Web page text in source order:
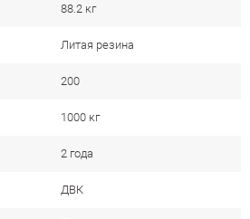
88.2 кг
Литая резина
200
1000 кг
2 года
ДВК